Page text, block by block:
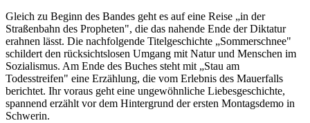
Gleich zu Beginn des Bandes geht es auf eine Reise „in der
Straßenbahn des Propheten", die das nahende Ende der Diktatur
erahnen lässt. Die nachfolgende Titelgeschichte „Sommerschnee"
schildert den rücksichtslosen Umgang mit Natur und Menschen im
Sozialismus. Am Ende des Buches steht mit „Stau am
Todesstreifen" eine Erzählung, die vom Erlebnis des Mauerfalls
berichtet. Ihr voraus geht eine ungewöhnliche Liebesgeschichte,
spannend erzählt vor dem Hintergrund der ersten Montagsdemo in
Schwerin.